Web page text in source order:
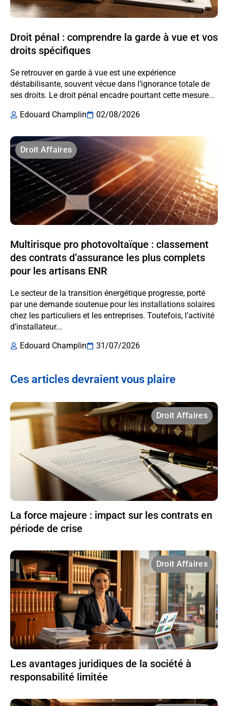
Droit pénal : comprendre la garde à vue et vos
droits spécifiques
Se retrouver en garde à vue est une expérience
déstabilisante, souvent vécue dans l’ignorance totale de
ses droits. Le droit pénal encadre pourtant cette mesure...
Edouard Champlin
02/08/2026
Droit Affaires
Multirisque pro photovoltaïque : classement
des contrats d’assurance les plus complets
pour les artisans ENR
Le secteur de la transition énergétique progresse, porté
par une demande soutenue pour les installations solaires
chez les particuliers et les entreprises. Toutefois, l’activité
d’installateur...
Edouard Champlin
31/07/2026
Ces articles devraient vous plaire
Droit Affaires
La force majeure : impact sur les contrats en
période de crise
Droit Affaires
Les avantages juridiques de la société à
responsabilité limitée